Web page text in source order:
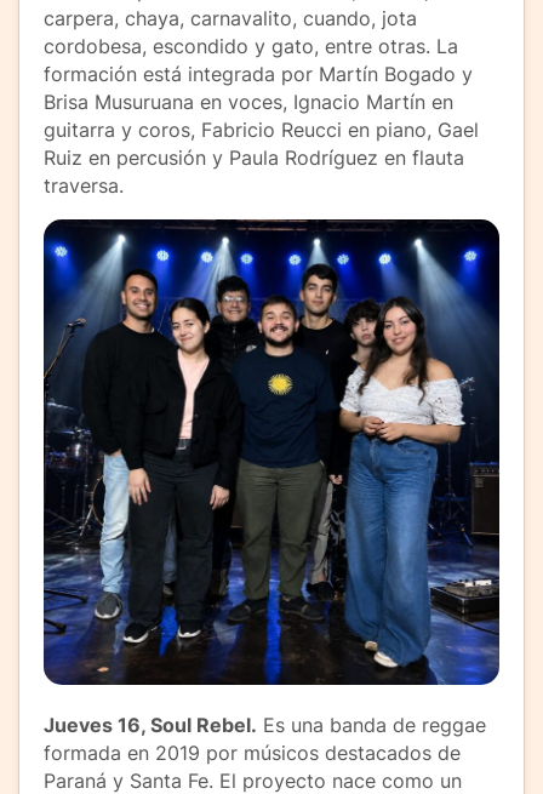
carpera, chaya, carnavalito, cuando, jota
cordobesa, escondido y gato, entre otras. La
formación está integrada por Martín Bogado y
Brisa Musuruana en voces, Ignacio Martín en
guitarra y coros, Fabricio Reucci en piano, Gael
Ruiz en percusión y Paula Rodríguez en flauta
traversa.
Jueves 16, Soul Rebel. Es una banda de reggae
formada en 2019 por músicos destacados de
Paraná y Santa Fe. El proyecto nace como un